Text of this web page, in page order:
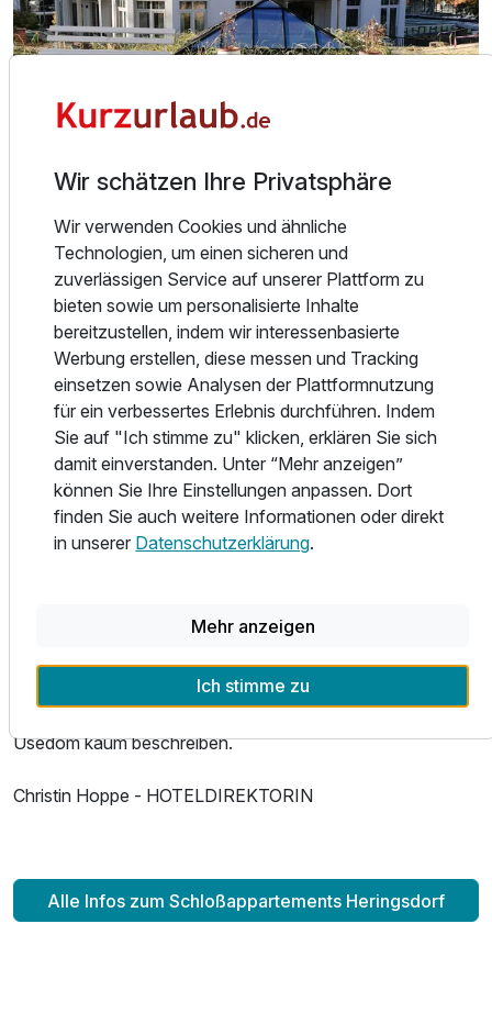
Ausstattung
Zusatznächte
Für 3 Tage p.P. ab413,00 €
Über das Hotel
ANKOMMEN UND WOHLFÜHLEN
Ankommen und sich wohlfühlen – das ist Urlaub auf
Usedom in den Meeressterne Schloßappartements im
Kaiserbad Heringsdorf auf der Insel Usedom. Lassen Sie
sich von uns kulinarisch überraschen und in familiärer
Atmosphäre willkommen heißen.
Besuchen Sie die Schloßappartements auf dem Kulm im
Kaiserbad Heringsdorf. Modern eingerichtete
Appartements mit Liebe zum Detail und teilweise Meerblick
bieten Ihnen alles, was Ihr Urlaubs-Herz begehrt.
Blicken Sie über die Bäderarchitektur, gehen Sie am Strand
und der Promenade spazieren, denn der Ortskern ist nur
Eine warme und herzliche Atmosphäre, ergänzt von einer
wahren Wellnessoase, einem Restaurant mit allerhand
Köstlichem und einer Bar mit über 120 Sorten Gin. Besser
Usedom kaum beschreiben.
Christin Hoppe - HOTELDIREKTORIN
Alle Infos zum Schloßappartements Heringsdorf
Wir schätzen Ihre Privatsphäre
Wir verwenden Cookies und ähnliche
Technologien, um einen sicheren und
zuverlässigen Service auf unserer Plattform zu
bieten sowie um personalisierte Inhalte
bereitzustellen, indem wir interessenbasierte
Werbung erstellen, diese messen und Tracking
einsetzen sowie Analysen der Plattformnutzung
für ein verbessertes Erlebnis durchführen. Indem
Sie auf "Ich stimme zu" klicken, erklären Sie sich
damit einverstanden. Unter “Mehr anzeigen”
können Sie Ihre Einstellungen anpassen. Dort
finden Sie auch weitere Informationen oder direkt
in unserer Datenschutzerklärung.
Mehr anzeigen
Ich stimme zu